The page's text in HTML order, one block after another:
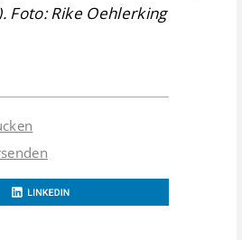
Foto: Rike Oehlerking